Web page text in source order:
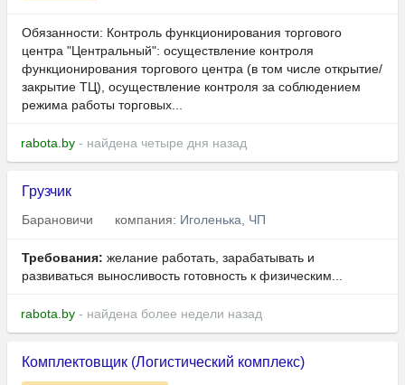
Обязанности: Контроль функционирования торгового
центра "Центральный": осуществление контроля
функционирования торгового центра (в том числе открытие/
закрытие ТЦ), осуществление контроля за соблюдением
режима работы торговых...
rabota.by - найдена четыре дня назад
Грузчик
Барановичи компания: Иголенька, ЧП
Требования: желание работать, зарабатывать и
развиваться выносливость готовность к физическим...
rabota.by - найдена более недели назад
Комплектовщик (Логистический комплекс)